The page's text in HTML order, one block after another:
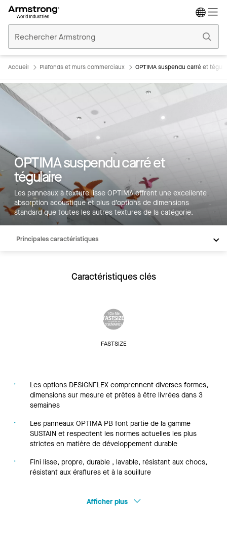
Plafonds
Commerciaux
Accueil Plafonds et murs commerciaux OPTIMA suspendu carré et
OPTIMA suspendu carré et
tégulaire
Les panneaux à texture lisse OPTIMA offrent une excellente
absorption acoustique et plus d’options de dimensions
standard que toutes les autres textures de la catégorie.
Principales caractéristiques
Caractéristiques clés
FASTSIZE
Les options DESIGNFLEX comprennent diverses formes,
dimensions sur mesure et prêtes à être livrées dans 3
semaines
Les panneaux OPTIMA PB font partie de la gamme
SUSTAIN et respectent les normes actuelles les plus
strictes en matière de développement durable
Fini lisse, propre, durable , lavable, résistant aux chocs,
résistant aux éraflures et à la souillure
Afficher plus